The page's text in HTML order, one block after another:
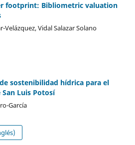
footprint: Bibliometric valuation
Velázquez, Vidal Salazar Solano
sostenibilidad hídrica para el
Luis Potosí
García